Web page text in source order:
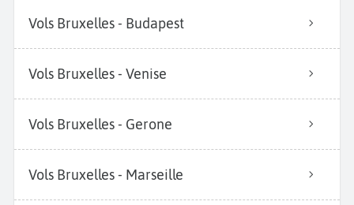
Vols Bruxelles - Budapest
Vols Bruxelles - Venise
Vols Bruxelles - Gerone
Vols Bruxelles - Marseille